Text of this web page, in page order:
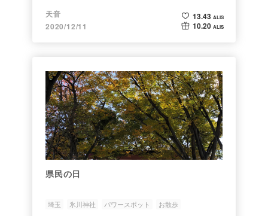
天音
2020/12/11
13.43 ALIS
10.20 ALIS
県民の日
埼玉 氷川神社 パワースポット お散歩